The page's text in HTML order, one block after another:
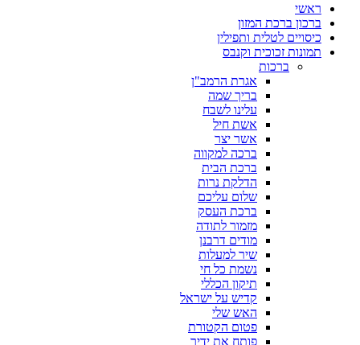
ראשי
ברכון ברכת המזון
כיסויים לטלית ותפילין
תמונות זכוכית וקנבס
ברכות
אגרת הרמב"ן
בריך שמה
עלינו לשבח
אשת חיל
אשר יצר
ברכה למקווה
ברכת הבית
הדלקת נרות
שלום עליכם
ברכת העסק
מזמור לתודה
מודים דרבנן
שיר למעלות
נשמת כל חי
תיקון הכללי
קדיש על ישראל
האש שלי
פטום הקטורת
פותח את ידיך